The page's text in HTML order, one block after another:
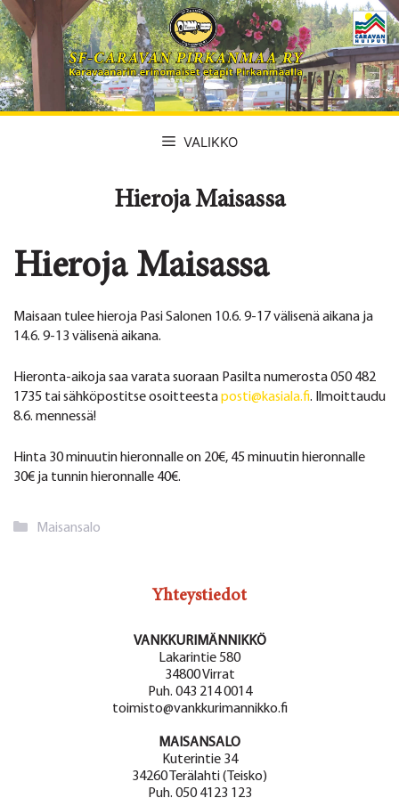
Siirry
sisältöön
VALIKKO
Hieroja Maisassa
Hieroja Maisassa
Maisaan tulee hieroja Pasi Salonen 10.6. 9-17 välisenä aikana ja
14.6. 9-13 välisenä aikana.
Hieronta-aikoja saa varata suoraan Pasilta numerosta 050 482
1735 tai sähköpostitse osoitteestaposti@kasiala.fi. Ilmoittaudu
8.6. mennessä!
Hinta 30 minuutin hieronnalle on 20€, 45 minuutin hieronnalle
30€ ja tunnin hieronnalle 40€.
Kategoriat
Maisansalo
Yhteystiedot
VANKKURIMÄNNIKKÖ
Lakarintie 580
34800 Virrat
Puh. 043 214 0014
toimisto@vankkurimannikko.fi
MAISANSALO
Kuterintie 34
34260 Terälahti (Teisko)
Puh. 050 4123 123